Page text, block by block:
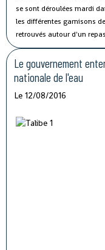
se sont déroulées mardi
les différentes garnisons
retrouvés autour d'un
Le gouvernement
nationale de l'eau
Le 12/08/2016